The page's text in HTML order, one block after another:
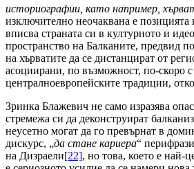
историографии, като например,
изключително неочаквана е позицията
вписва страната си в културното и
пространство на Балканите, предвид
на хърватите да се дистанцират от
асоциирани, по възможност, по-скоро с
централноевропейските традиции,
Зринка Блажевич не само изразява
стремежа си да деконструират
неусетно могат да го превърнат в
дискурс, „да стане кариера“
на Дизраели[22], но това, което е най-